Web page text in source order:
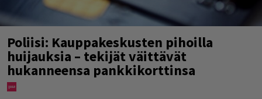
Poliisi: Kauppakeskusten pihoilla
huijauksia – tekijät väittävät
hukanneensa pankkikorttinsa